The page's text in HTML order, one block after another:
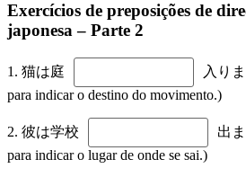
Exercícios de preposições de
japonesa – Parte 2
1. 猫は庭
入り
para indicar o destino do movimento.)
2. 彼は学校
出
para indicar o lugar de onde se sai.)